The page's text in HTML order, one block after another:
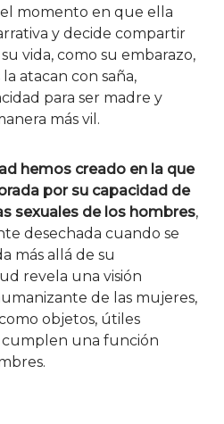
momento en que ella
y decide compartir
vida, como su embarazo,
atacan con saña,
para ser madre y
más vil.
hemos creado en la que
por su capacidad de
sexuales de los hombres,
desechada cuando se
más allá de su
revela una visión
de las mujeres,
objetos, útiles
una función